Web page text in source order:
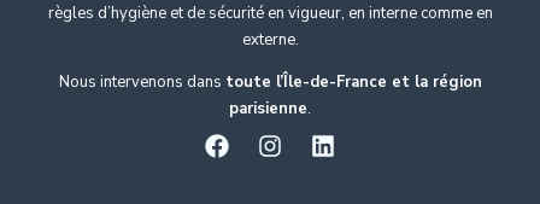
règles d’hygiène et de sécurité en vigueur, en interne comme en
externe.
Nous intervenons dans toute l’Île-de-France et la région
parisienne.